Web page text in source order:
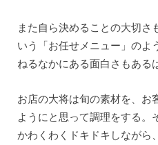
また自ら決めることの大切さ
いう「お任せメニュー」のよ
ねるなかにある面白さもある
お店の大将は旬の素材を、お
ようにと思って調理をする。
かわくわくドキドキしながら